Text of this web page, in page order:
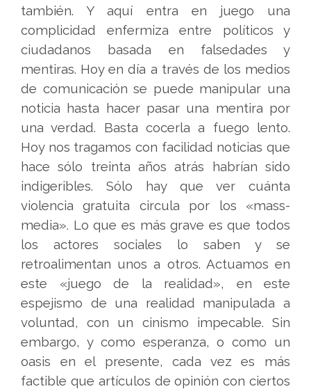
también. Y aquí entra en juego una
complicidad enfermiza entre políticos y
ciudadanos basada en falsedades y
mentiras. Hoy en día a través de los medios
de comunicación se puede manipular una
noticia hasta hacer pasar una mentira por
una verdad. Basta cocerla a fuego lento.
Hoy nos tragamos con facilidad noticias que
hace sólo treinta años atrás habrían sido
indigeribles. Sólo hay que ver cuánta
violencia gratuita circula por los «mass-
media». Lo que es más grave es que todos
los actores sociales lo saben y se
retroalimentan unos a otros. Actuamos en
este «juego de la realidad», en este
espejismo de una realidad manipulada a
voluntad, con un cinismo impecable. Sin
embargo, y como esperanza, o como un
oasis en el presente, cada vez es más
factible que artículos de opinión con ciertos